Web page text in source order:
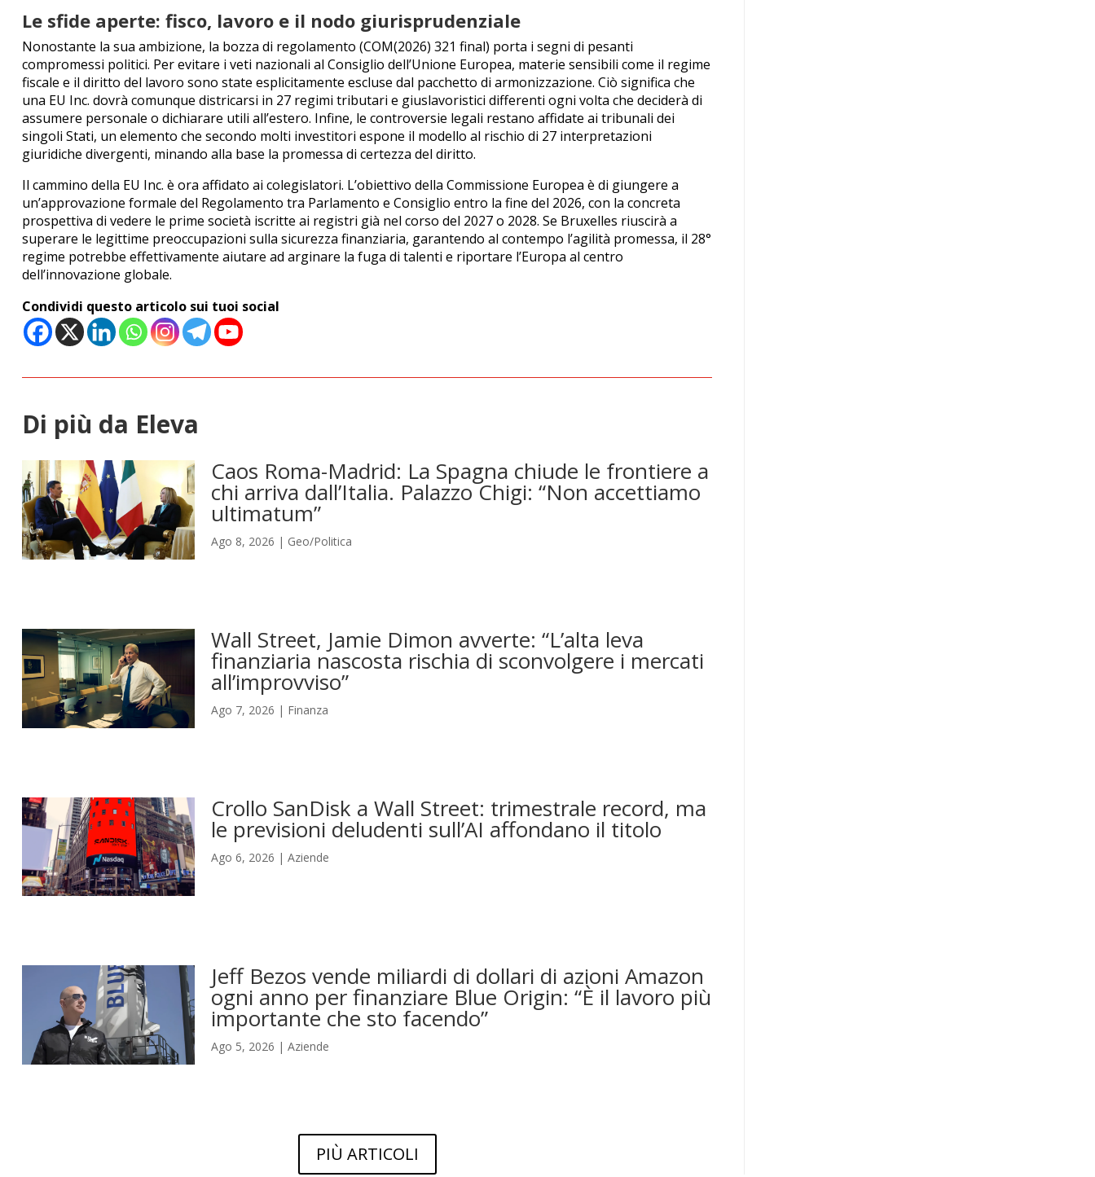
Le sfide aperte: fisco, lavoro e il nodo giurisprudenziale
Nonostante la sua ambizione, la bozza di regolamento (COM(2026) 321 final) porta i segni di pesanti
compromessi politici. Per evitare i veti nazionali al Consiglio dell’Unione Europea, materie sensibili come il regime
fiscale e il diritto del lavoro sono state esplicitamente escluse dal pacchetto di armonizzazione. Ciò significa che
una EU Inc. dovrà comunque districarsi in 27 regimi tributari e giuslavoristici differenti ogni volta che deciderà di
assumere personale o dichiarare utili all’estero. Infine, le controversie legali restano affidate ai tribunali dei
singoli Stati, un elemento che secondo molti investitori espone il modello al rischio di 27 interpretazioni
giuridiche divergenti, minando alla base la promessa di certezza del diritto.
Il cammino della EU Inc. è ora affidato ai colegislatori. L’obiettivo della Commissione Europea è di giungere a
un’approvazione formale del Regolamento tra Parlamento e Consiglio entro la fine del 2026, con la concreta
prospettiva di vedere le prime società iscritte ai registri già nel corso del 2027 o 2028. Se Bruxelles riuscirà a
superare le legittime preoccupazioni sulla sicurezza finanziaria, garantendo al contempo l’agilità promessa, il 28°
regime potrebbe effettivamente aiutare ad arginare la fuga di talenti e riportare l’Europa al centro
dell’innovazione globale.
Condividi questo articolo sui tuoi social
Di più da Eleva
Caos Roma-Madrid: La Spagna chiude le frontiere a
chi arriva dall’Italia. Palazzo Chigi: “Non accettiamo
ultimatum”
Ago 8, 2026 | Geo/Politica
Wall Street, Jamie Dimon avverte: “L’alta leva
finanziaria nascosta rischia di sconvolgere i mercati
all’improvviso”
Ago 7, 2026 | Finanza
Crollo SanDisk a Wall Street: trimestrale record, ma
le previsioni deludenti sull’AI affondano il titolo
Ago 6, 2026 | Aziende
Jeff Bezos vende miliardi di dollari di azioni Amazon
ogni anno per finanziare Blue Origin: “È il lavoro più
importante che sto facendo”
Ago 5, 2026 | Aziende
PIÙ ARTICOLI